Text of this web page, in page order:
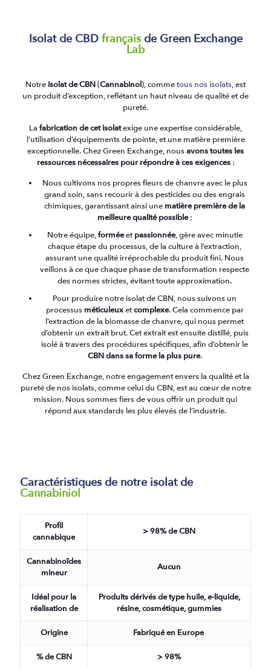
Isolat de CBD françaisde Green Exchange
Lab
Notre isolat de CBN(Cannabinol), commetous nos isolats, est
un produit d’exception, reflétant un haut niveau de qualité et de
pureté.
La fabrication de cet isolatexige une expertise considérable,
l’utilisation d’équipements de pointe, et une matière première
exceptionnelle. Chez Green Exchange, nousavons toutes les
ressources nécessaires pour répondre à ces exigences:
Nous cultivons nos propres fleurs de chanvre avec le plus
grand soin, sans recourir à des pesticides ou des engrais
chimiques, garantissant ainsi une matière première de la
meilleure qualité possible;
Notre équipe,forméeet passionnée, gère avec minutie
chaque étape du processus, de la culture à l’extraction,
assurant une qualité irréprochable du produit fini. Nous
veillons à ce que chaque phase de transformation respecte
des normes strictes, évitant toute approximation.
Pour produire notre isolat de CBN, nous suivons un
processus méticuleuxetcomplexe. Cela commence par
l’extraction de la biomasse de chanvre, qui nous permet
d’obtenir un extrait brut. Cet extrait est ensuite distillé, puis
isolé à travers des procédures spécifiques, afin d’obtenir le
CBN dans sa forme la plus pure.
Chez Green Exchange, notre engagement envers la qualité et la
pureté de nos isolats, comme celui du CBN, est au cœur de notre
mission. Nous sommes fiers de vous offrir un produit qui
répond aux standards les plus élevés de l’industrie.
Caractéristiques de notre isolat de
Cannabiniol
Profil
cannabique
> 98% de CBN
Cannabinoïdes
mineur
Aucun
Idéal pour la
réalisation de
Produits dérivés de type huile, e-liquide,
résine, cosmétique, gummies
Origine Fabriqué en Europe
% de CBN > 98%